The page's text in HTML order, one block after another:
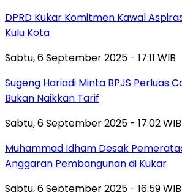
DPRD Kukar Komitmen Kawal
Kulu Kota
Sabtu, 6 September 2025 - 17:11 WIB
Sugeng Hariadi Minta BPJS Perluas
Bukan Naikkan Tarif
Sabtu, 6 September 2025 - 17:02 WIB
Muhammad Idham Desak
Anggaran Pembangunan di Kukar
Sabtu, 6 September 2025 - 16:59 WIB